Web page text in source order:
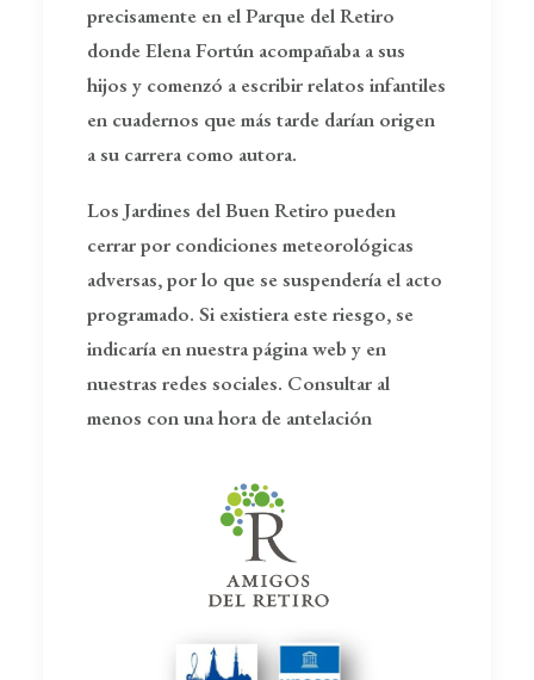
precisamente en el Parque del Retiro
donde Elena Fortún acompañaba a sus
hijos y comenzó a escribir relatos infantiles
en cuadernos que más tarde darían origen
a su carrera como autora.
Los Jardines del Buen Retiro pueden
cerrar por condiciones meteorológicas
adversas, por lo que se suspendería el acto
programado. Si existiera este riesgo, se
indicaría en nuestra página web y en
nuestras redes sociales. Consultar al
menos con una hora de antelación